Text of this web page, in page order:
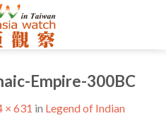
Empire-300BC
× 631 in Legend of Indian